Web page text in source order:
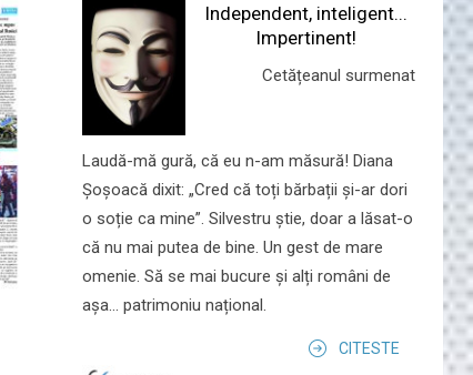
Independent, inteligent...
Impertinent!
Cetățeanul surmenat
Laudă-mă gură, că eu n-am măsură! Diana
Șoșoacă dixit: „Cred că toți bărbații și-ar dori
o soție ca mine”. Silvestru știe, doar a lăsat-o
că nu mai putea de bine. Un gest de mare
omenie. Să se mai bucure și alți români de
așa... patrimoniu național.
CITESTE